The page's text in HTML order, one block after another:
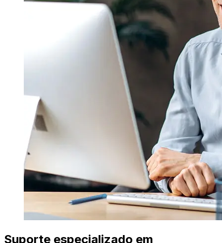
Suporte especializado em